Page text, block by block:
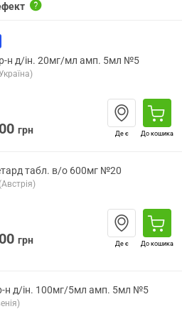
н д/ін. 20мг/мл амп. 5мл №5
грн Де є До кошика
табл. в/о 600мг №20
грн Де є До кошика
н д/ін. 100мг/5мл амп. 5мл №5